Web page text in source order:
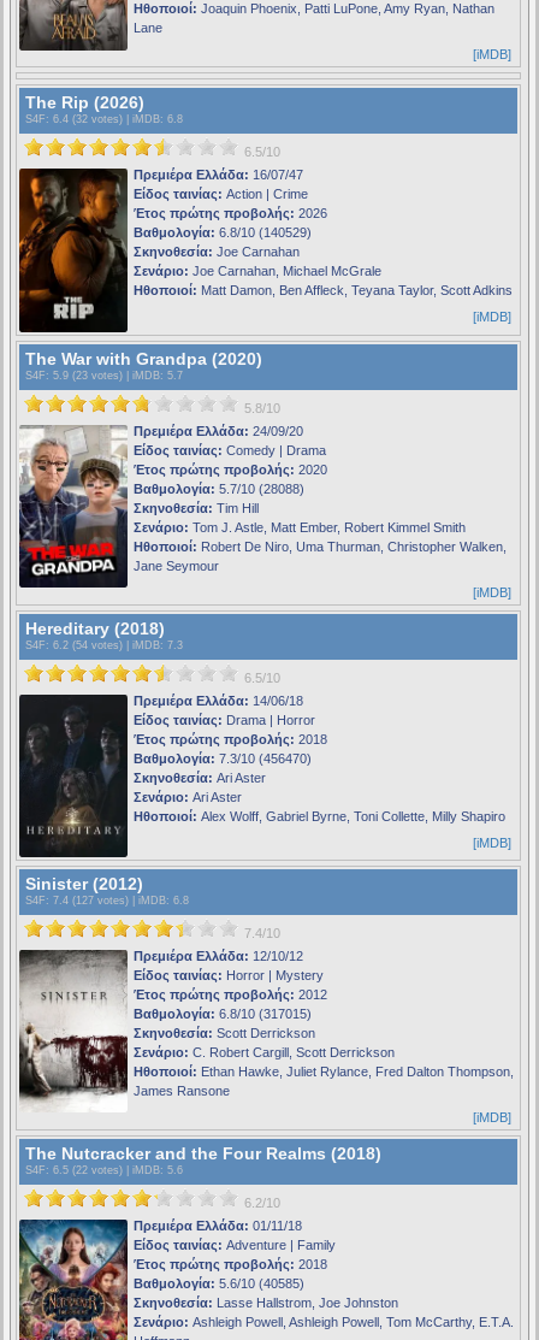
Ηθοποιοί: Joaquin Phoenix, Patti LuPone, Amy Ryan, Nathan
Lane
[iMDB]
The Rip (2026)
S4F : 6.4 (32 votes) | iMDB: 6.8
6.5/10
Πρεμιέρα Ελλάδα: 16/07/47
Είδος ταινίας: Action | Crime
Έτος πρώτης προβολής: 2026
Βαθμολογία: 6.8/10 (140529)
Σκηνοθεσία: Joe Carnahan
Σενάριο: Joe Carnahan, Michael McGrale
Ηθοποιοί: Matt Damon, Ben Affleck, Teyana Taylor, Scott Adkins
[iMDB]
The War with Grandpa (2020)
S4F : 5.9 (23 votes) | iMDB: 5.7
5.8/10
Πρεμιέρα Ελλάδα: 24/09/20
Είδος ταινίας: Comedy | Drama
Έτος πρώτης προβολής: 2020
Βαθμολογία: 5.7/10 (28088)
Σκηνοθεσία: Tim Hill
Σενάριο: Tom J. Astle, Matt Ember, Robert Kimmel Smith
Ηθοποιοί: Robert De Niro, Uma Thurman, Christopher Walken,
Jane Seymour
[iMDB]
Hereditary (2018)
S4F : 6.2 (54 votes) | iMDB: 7.3
6.5/10
Πρεμιέρα Ελλάδα: 14/06/18
Είδος ταινίας: Drama | Horror
Έτος πρώτης προβολής: 2018
Βαθμολογία: 7.3/10 (456470)
Σκηνοθεσία: Ari Aster
Σενάριο: Ari Aster
Ηθοποιοί: Alex Wolff, Gabriel Byrne, Toni Collette, Milly Shapiro
[iMDB]
Sinister (2012)
S4F : 7.4 (127 votes) | iMDB: 6.8
7.4/10
Πρεμιέρα Ελλάδα: 12/10/12
Είδος ταινίας: Horror | Mystery
Έτος πρώτης προβολής: 2012
Βαθμολογία: 6.8/10 (317015)
Σκηνοθεσία: Scott Derrickson
Σενάριο: C. Robert Cargill, Scott Derrickson
Ηθοποιοί: Ethan Hawke, Juliet Rylance, Fred Dalton Thompson,
James Ransone
[iMDB]
The Nutcracker and the Four Realms (2018)
S4F : 6.5 (22 votes) | iMDB: 5.6
6.2/10
Πρεμιέρα Ελλάδα: 01/11/18
Είδος ταινίας: Adventure | Family
Έτος πρώτης προβολής: 2018
Βαθμολογία: 5.6/10 (40585)
Σκηνοθεσία: Lasse Hallstrom, Joe Johnston
Σενάριο: Ashleigh Powell, Ashleigh Powell, Tom McCarthy, E.T.A.